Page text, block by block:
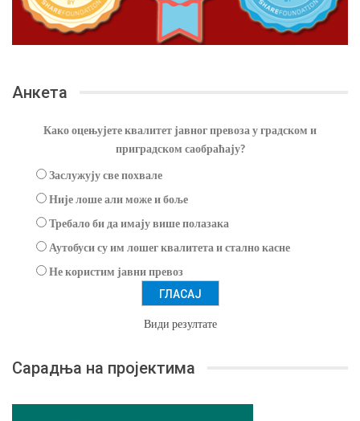
Анкета
Како оцењујете квалитет јавног превоза у градском и
приградском саобраћају?
Заслужују све похвале
Није лоше али може и боље
Требало би да имају више полазака
Аутобуси су им лошег квалитета и стално касне
Не користим јавни превоз
Види резултате
Сарадња на пројектима